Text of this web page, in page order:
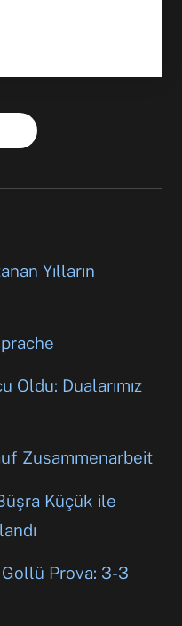
Yılların
Oldu: Dualarımız
Zusammenarbeit
Küçük ile
Gollü Prova: 3-3